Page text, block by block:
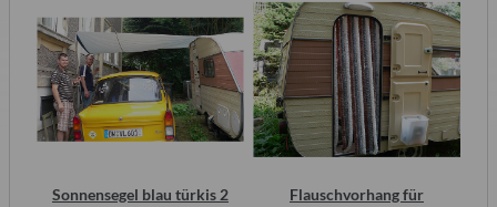
Sonnensegel blau türkis 2
Flauschvorhang für